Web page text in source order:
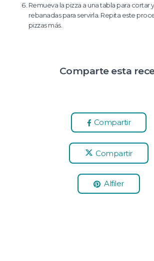
Remueva la pizza a una tabla para cortar
rebanadas para servirla. Repita este
pizzas más.
Comparte esta
Compartir
Compartir
Alfiler